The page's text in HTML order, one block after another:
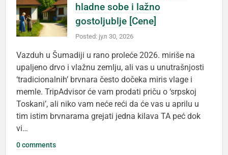
hladne sobe i lažno
gostoljublje [Cene]
Posted: јул 30, 2026
Vazduh u Šumadiji u rano proleće 2026. miriše na
upaljeno drvo i vlažnu zemlju, ali vas u unutrašnjosti
‘tradicionalnih’ brvnara često dočeka miris vlage i
memle. TripAdvisor će vam prodati priču o ‘srpskoj
Toskani’, ali niko vam neće reći da će vas u aprilu u
tim istim brvnarama grejati jedna kilava TA peć dok
vi…
0 comments